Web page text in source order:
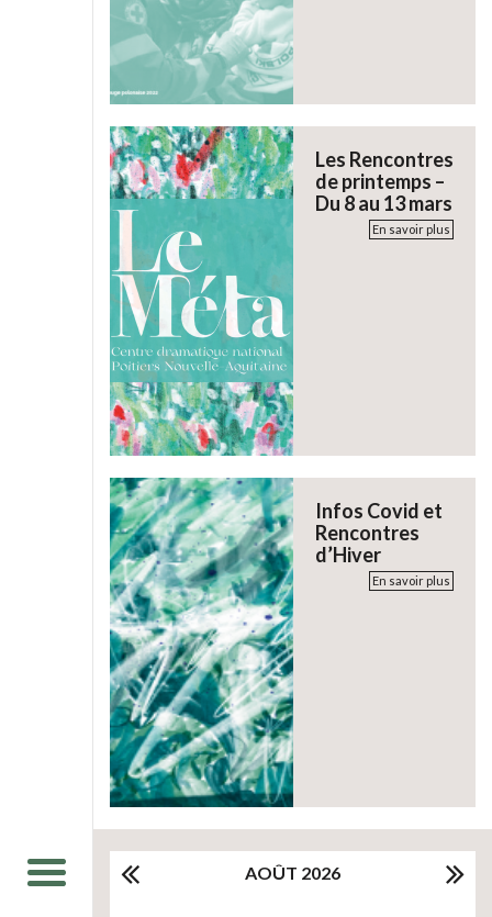
Les Rencontres
de printemps –
Du 8 au 13 mars
En savoir plus
Infos Covid et
Rencontres
d’Hiver
En savoir plus
AOÛT 2026